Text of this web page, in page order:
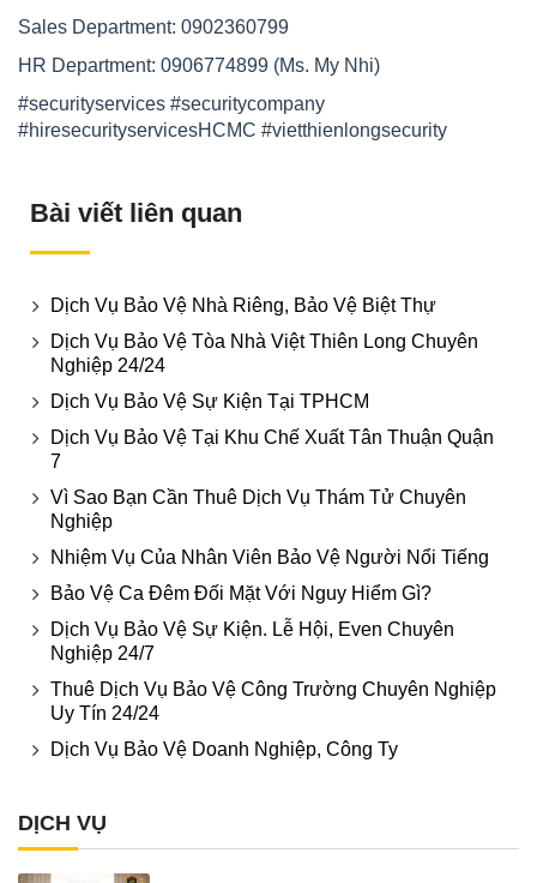
Sales Department: 0902360799
HR Department: 0906774899 (Ms. My Nhi)
#securityservices #securitycompany
#hiresecurityservicesHCMC #vietthienlongsecurity
Bài viết liên quan
Dịch Vụ Bảo Vệ Nhà Riêng, Bảo Vệ Biệt Thự
Dịch Vụ Bảo Vệ Tòa Nhà Việt Thiên Long Chuyên
Nghiệp 24/24
Dịch Vụ Bảo Vệ Sự Kiện Tại TPHCM
Dịch Vụ Bảo Vệ Tại Khu Chế Xuất Tân Thuận Quận
7
Vì Sao Bạn Cần Thuê Dịch Vụ Thám Tử Chuyên
Nghiệp
Nhiệm Vụ Của Nhân Viên Bảo Vệ Người Nổi Tiếng
Bảo Vệ Ca Đêm Đối Mặt Với Nguy Hiểm Gì?
Dịch Vụ Bảo Vệ Sự Kiện. Lễ Hội, Even Chuyên
Nghiệp 24/7
Thuê Dịch Vụ Bảo Vệ Công Trường Chuyên Nghiệp
Uy Tín 24/24
Dịch Vụ Bảo Vệ Doanh Nghiệp, Công Ty
DỊCH VỤ